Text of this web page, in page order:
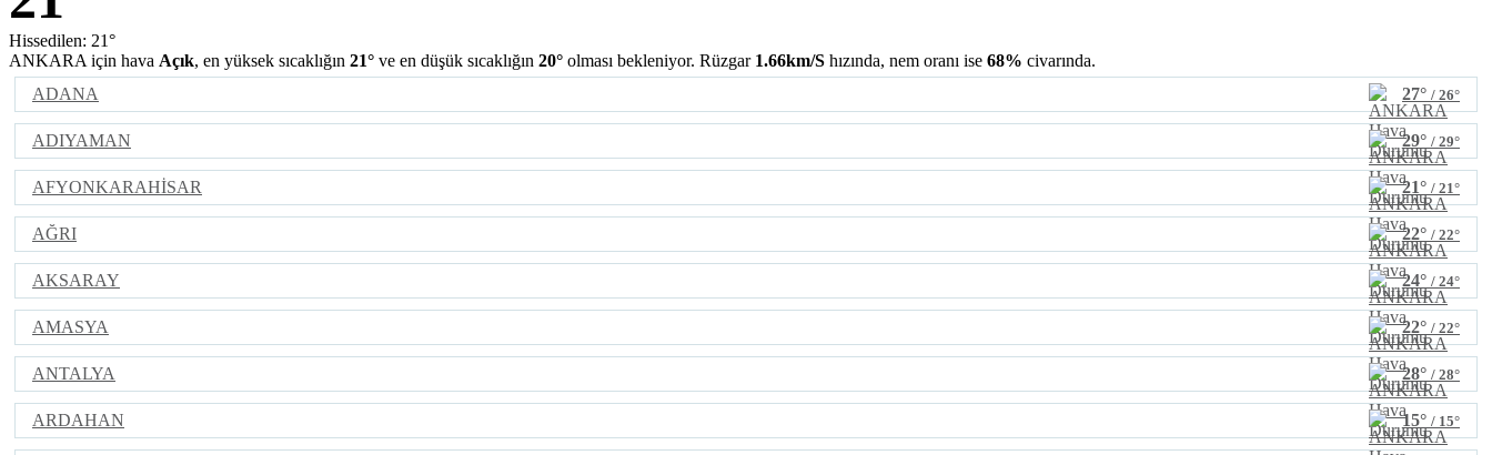
Hissedilen: 21°
ANKARA için hava Açık, en yüksek sıcaklığın 21° ve en düşük sıcaklığın 20° olması bekleniyor. Rüzgar 1.66km/S hızında, nem oranı ise 68% civarında.
ADANA
27° / 26°
ADIYAMAN 29° / 29°
AFYONKARAHİSAR 21° / 21°
AĞRI 22° / 22°
AKSARAY 24° / 24°
AMASYA 22° / 22°
ANTALYA 28° / 28°
ARDAHAN 15° / 15°